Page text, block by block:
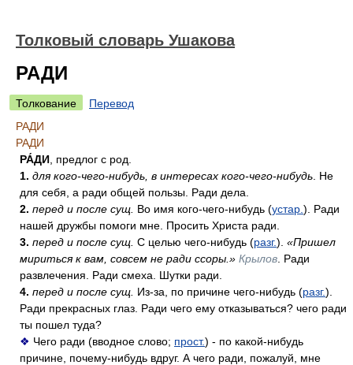
Толковый словарь Ушакова
РАДИ
Толкование
Перевод
РАДИ
РАДИ
РА́ДИ , предлог с род.
1. для кого-чего-нибудь, в интересах кого-чего-нибудь . Не
для себя, а ради общей пользы. Ради дела.
2. перед и после сущ. Во имя кого-чего-нибудь (устар. ). Ради
нашей дружбы помоги мне. Просить Христа ради.
3. перед и после сущ. С целью чего-нибудь (разг.). «Пришел
мириться к вам, совсем не ради ссоры.» Крылов . Ради
развлечения. Ради смеха. Шутки ради.
4. перед и после сущ. Из-за, по причине чего-нибудь (разг.).
Ради прекрасных глаз. Ради чего ему отказываться? чего ради
ты пошел туда?
❖ Чего ради (вводное слово; прост.) - по какой-нибудь
причине, почему-нибудь вдруг. А чего ради, пожалуй, мне